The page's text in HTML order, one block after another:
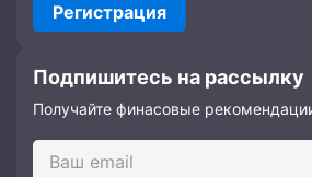
Регистрация
Подпишитесь на рассылку
Получайте финасовые